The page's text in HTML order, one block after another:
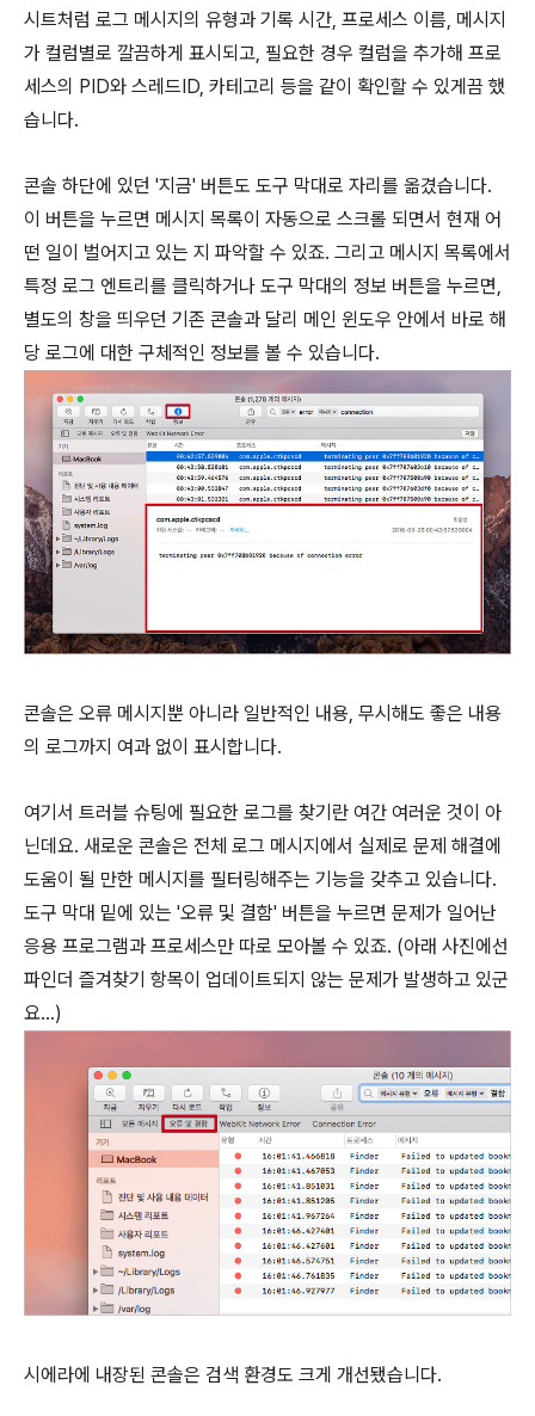
시트처럼 로그 메시지의 유형과 기록 시간, 프로세스 이름, 메시지
가 컬럼별로 깔끔하게 표시되고, 필요한 경우 컬럼을 추가해 프로
세스의 PID와 스레드ID, 카테고리 등을 같이 확인할 수 있게끔 했
습니다.
콘솔 하단에 있던 '지금' 버튼도 도구 막대로 자리를 옮겼습니다.
이 버튼을 누르면 메시지 목록이 자동으로 스크롤 되면서 현재 어
떤 일이 벌어지고 있는 지 파악할 수 있죠. 그리고 메시지 목록에서
특정 로그 엔트리를 클릭하거나 도구 막대의 정보 버튼을 누르면,
별도의 창을 띄우던 기존 콘솔과 달리 메인 윈도우 안에서 바로 해
당 로그에 대한 구체적인 정보를 볼 수 있습니다.
콘솔은 오류 메시지뿐 아니라 일반적인 내용, 무시해도 좋은 내용
의 로그까지 여과 없이 표시합니다.
여기서 트러블 슈팅에 필요한 로그를 찾기란 여간 여러운 것이 아
닌데요. 새로운 콘솔은 전체 로그 메시지에서 실제로 문제 해결에
도움이 될 만한 메시지를 필터링해주는 기능을 갖추고 있습니다.
도구 막대 밑에 있는 '오류 및 결함' 버튼을 누르면 문제가 일어난
응용 프로그램과 프로세스만 따로 모아볼 수 있죠. (아래 사진에선
파인더 즐겨찾기 항목이 업데이트되지 않는 문제가 발생하고 있군
요...)
시에라에 내장된 콘솔은 검색 환경도 크게 개선됐습니다.